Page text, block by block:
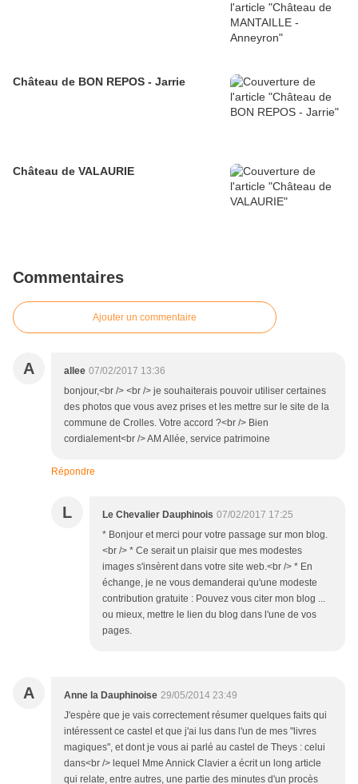
Château de BON REPOS - Jarrie
Château de VALAURIE
Commentaires
Ajouter un commentaire
A allee 07/02/2017 13:36
bonjour,<br /> <br /> je souhaiterais pouvoir utiliser certaines
des photos que vous avez prises et les mettre sur le site de la
commune de Crolles. Votre accord ?<br /> Bien
cordialement<br /> AM Allée, service patrimoine
Répondre
L Le Chevalier Dauphinois 07/02/2017 17:25
* Bonjour et merci pour votre passage sur mon blog.
<br /> * Ce serait un plaisir que mes modestes
images s'insèrent dans votre site web.<br /> * En
échange, je ne vous demanderai qu'une modeste
contribution gratuite : Pouvez vous citer mon blog ...
ou mieux, mettre le lien du blog dans l'une de vos
pages.
A Anne la Dauphinoise 29/05/2014 23:49
J'espère que je vais correctement résumer quelques faits qui
intéressent ce castel et que j'ai lus dans l'un de mes "livres
magiques", et dont je vous ai parlé au castel de Theys : celui
dans<br /> lequel Mme Annick Clavier a écrit un long article
qui relate, entre autres, une partie des minutes d'un procès